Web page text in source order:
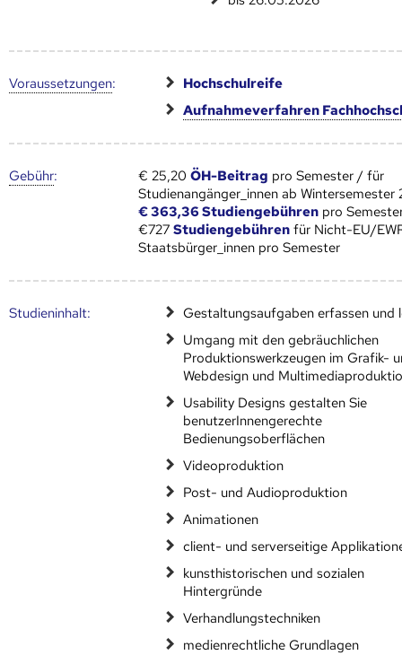
Voraus­setzungen:
Hochschulreife
Aufnahmeverfahren
Gebühr: € 25,20ÖH-Beitrag pro Semester / für
Studienangänger_innen ab Wintersemester
€ 363,36 Studiengebühren pro
€727Studiengebühren für Nicht-EU/
Staatsbürger_innen pro Semester
Studien­inhalt:
Gestaltungsaufgaben erfassen und
Umgang mit den gebräuchlichen
Produktionswerkzeugen im Grafik-
Webdesign und
Usability Designs gestalten Sie
benutzerInnengerechte
Bedienungsoberflächen
Videoproduktion
Post- und Audioproduktion
Animationen
client- und serverseitige
kunsthistorischen und sozialen
Hintergründe
Verhandlungstechniken
medienrechtliche Grundlagen